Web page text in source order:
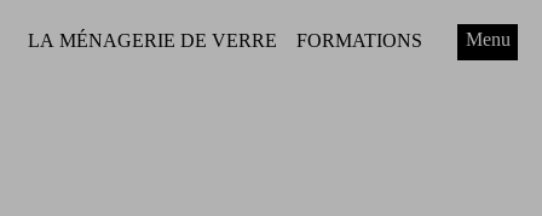
LA MÉNAGERIE DE VERRE FORMATIONS Menu